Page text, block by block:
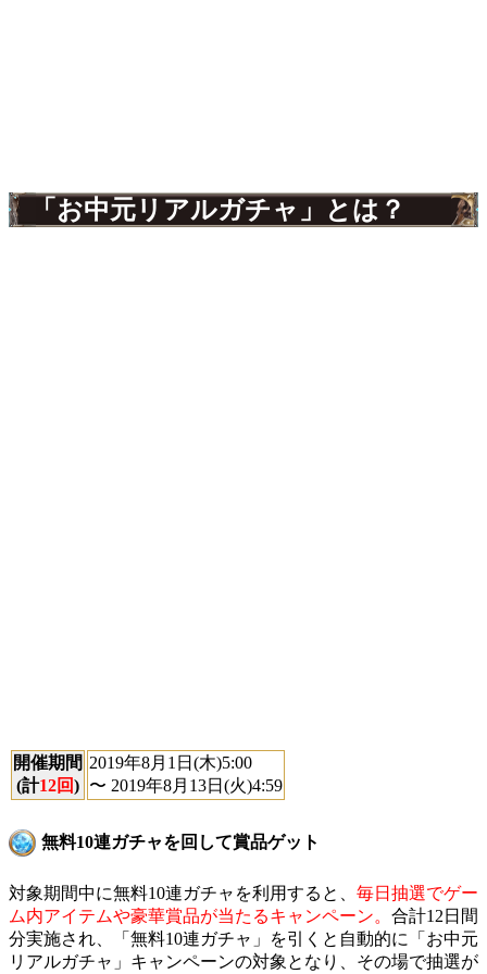
「お中元リアルガチャ」とは？
開催期間
(計12回)
2019年8月1日(木)5:00
〜 2019年8月13日(火)4:59
無料10連ガチャを回して賞品ゲット
対象期間中に無料10連ガチャを利用すると、 毎日抽選でゲー
ム内アイテムや豪華賞品が当たるキャンペーン。 合計12日間
分実施され、「無料10連ガチャ」を引くと自動的に「お中元
リアルガチャ」キャンペーンの対象となり、その場で抽選が